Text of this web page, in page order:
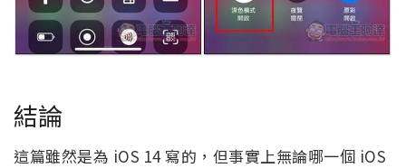
結論
這篇雖然是為 iOS 14 寫的，但事實上無論哪一個 iOS